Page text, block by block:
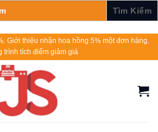
Giới thiệu nhận hoa hồng 5% một đơn hàng.
trình tích điểm giảm giá